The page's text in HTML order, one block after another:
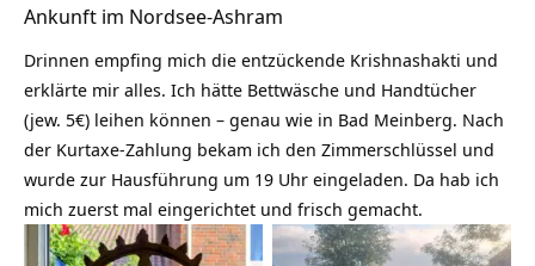
Ankunft im Nordsee-Ashram
Drinnen empfing mich die entzückende Krishnashakti und
erklärte mir alles. Ich hätte Bettwäsche und Handtücher
(jew. 5€) leihen können – genau wie in Bad Meinberg. Nach
der Kurtaxe-Zahlung bekam ich den Zimmerschlüssel und
wurde zur Hausführung um 19 Uhr eingeladen. Da hab ich
mich zuerst mal eingerichtet und frisch gemacht.